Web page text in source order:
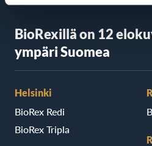
BioRexillä on 12
ympäri Suomea
Helsinki
BioRex Redi
BioRex Tripla